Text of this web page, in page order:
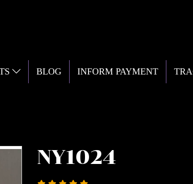
BLOG INFORM PAYMENT
NY1024